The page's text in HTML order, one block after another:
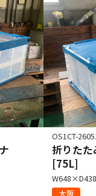
OS1CT-
折りた
[75L]
大阪